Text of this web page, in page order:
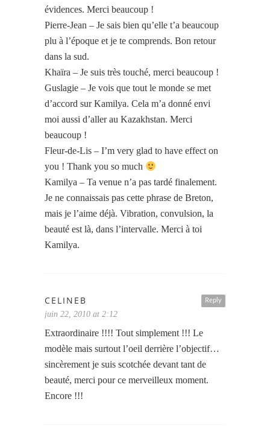
évidences. Merci beaucoup !
Pierre-Jean – Je sais bien qu’elle t’a beaucoup
plu à l’époque et je te comprends. Bon retour
dans la sud.
Khaïra – Je suis très touché, merci beaucoup !
Guslagie – Je vois que tout le monde se met
d’accord sur Kamilya. Cela m’a donné envi
moi aussi d’aller au Kazakhstan. Merci
beaucoup !
Fleur-de-Lis – I’m very glad to have effect on
you ! Thank you so much
Kamilya – Ta venue n’a pas tardé finalement.
Je ne connaissais pas cette phrase de Breton,
mais je l’aime déjà. Vibration, convulsion, la
beauté est là, dans l’intervalle. Merci à toi
Kamilya.
Reply
CELINEB
juin 22, 2010 at 2:12
Extraordinaire !!!! Tout simplement !!! Le
modèle mais surtout l’oeil derrière l’objectif…
sincèrement je suis scotchée devant tant de
beauté, merci pour ce merveilleux moment.
Encore !!!